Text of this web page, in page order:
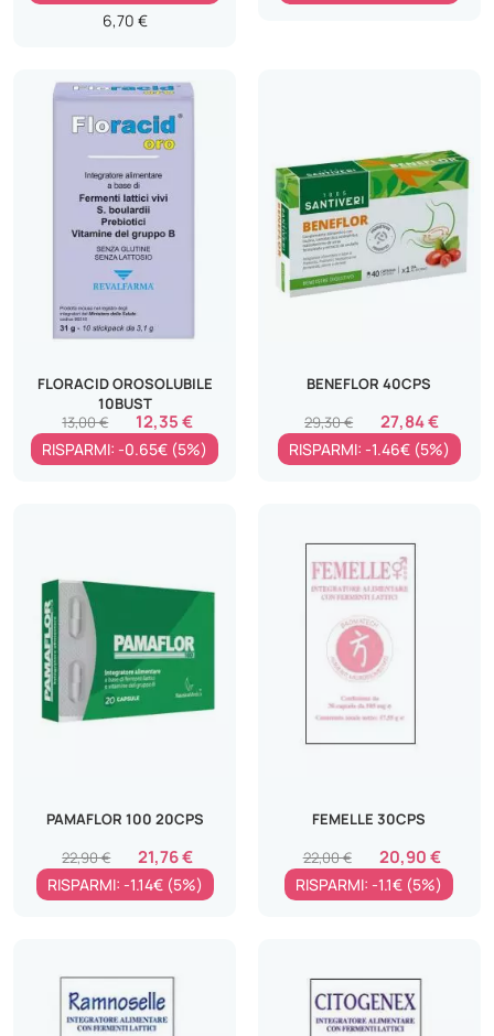
6,70 €
FLORACID OROSOLUBILE
10BUST
12,35 €
13,00 €
RISPARMI: -0.65€ (5%)
BENEFLOR 40CPS
27,84 €
29,30 €
RISPARMI: -1.46€ (5%)
PAMAFLOR 100 20CPS
21,76 €
22,90 €
RISPARMI: -1.14€ (5%)
FEMELLE 30CPS
20,90 €
22,00 €
RISPARMI: -1.1€ (5%)